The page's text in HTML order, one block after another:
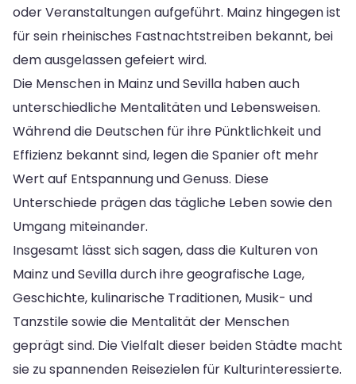
oder Veranstaltungen aufgeführt. Mainz hingegen ist
für sein rheinisches Fastnachtstreiben bekannt, bei
dem ausgelassen gefeiert wird.
Die Menschen in Mainz und Sevilla haben auch
unterschiedliche Mentalitäten und Lebensweisen.
Während die Deutschen für ihre Pünktlichkeit und
Effizienz bekannt sind, legen die Spanier oft mehr
Wert auf Entspannung und Genuss. Diese
Unterschiede prägen das tägliche Leben sowie den
Umgang miteinander.
Insgesamt lässt sich sagen, dass die Kulturen von
Mainz und Sevilla durch ihre geografische Lage,
Geschichte, kulinarische Traditionen, Musik- und
Tanzstile sowie die Mentalität der Menschen
geprägt sind. Die Vielfalt dieser beiden Städte macht
sie zu spannenden Reisezielen für Kulturinteressierte.